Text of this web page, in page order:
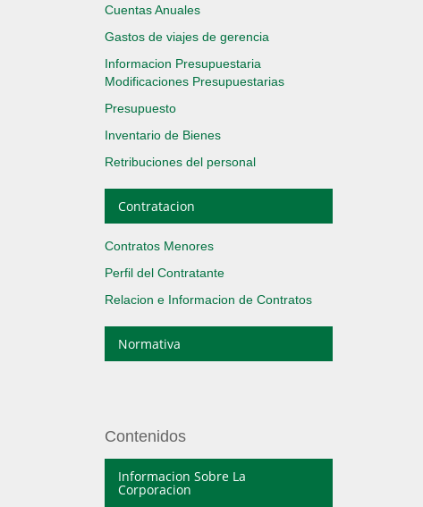
Cuentas Anuales
Gastos de viajes de gerencia
Informacion Presupuestaria
Modificaciones Presupuestarias
Presupuesto
Inventario de Bienes
Retribuciones del personal
Contratacion
Contratos Menores
Perfil del Contratante
Relacion e Informacion de Contratos
Normativa
Contenidos
Informacion Sobre La
Corporacion